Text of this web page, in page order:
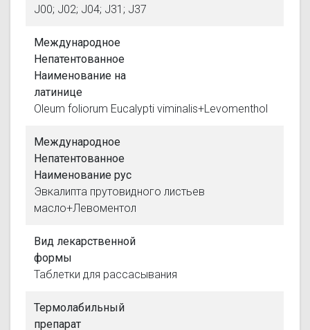
J00; J02; J04; J31; J37
Международное
Непатентованное
Наименование на
латинице
Oleum foliorum Eucalypti viminalis+Levomenthol
Международное
Непатентованное
Наименование рус
Эвкалипта прутовидного листьев
масло+Левоментол
Вид лекарственной
формы
Таблетки для рассасывания
Термолабильный
препарат